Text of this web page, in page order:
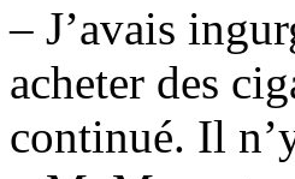
– J’avais
acheter des
continué. Il